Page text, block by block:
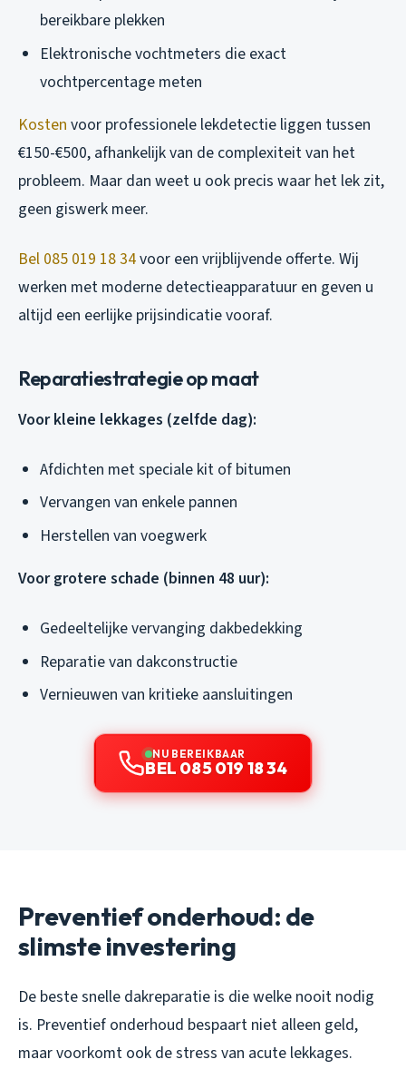
bereikbare plekken
Elektronische vochtmeters die exact
vochtpercentage meten
Kosten voor professionele lekdetectie liggen tussen
€150-€500, afhankelijk van de complexiteit van het
probleem. Maar dan weet u ook precis waar het lek zit,
geen giswerk meer.
Bel 085 019 18 34voor een vrijblijvende offerte. Wij
werken met moderne detectieapparatuur en geven u
altijd een eerlijke prijsindicatie vooraf.
Reparatiestrategie op maat
Voor kleine lekkages (zelfde dag):
Afdichten met speciale kit of bitumen
Vervangen van enkele pannen
Herstellen van voegwerk
Voor grotere schade (binnen 48 uur):
Gedeeltelijke vervanging dakbedekking
Reparatie van dakconstructie
Vernieuwen van kritieke aansluitingen
NU BEREIKBAAR
BEL 085 019 18 34
Preventief onderhoud: de
slimste investering
De beste snelle dakreparatie is die welke nooit nodig
is. Preventief onderhoud bespaart niet alleen geld,
maar voorkomt ook de stress van acute lekkages.